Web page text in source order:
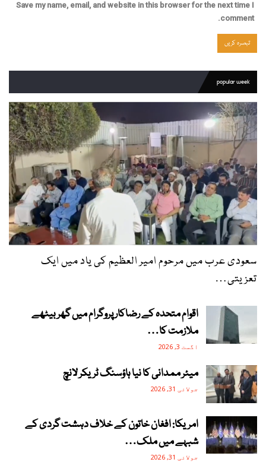
Save my name, email, and website in this browser for the next time I
comment.
popular week
سعودی عرب میں مرحوم امیر العظیم کی یاد میں ایک
تعزیتی…
اقوام متحدہ کے رضاکار پروگرام میں گھر بیٹھے
ملازمت کا…
اگست 3, 2026
میئر ممدانی کا نیا ہاؤسنگ ٹریکر لانچ
جولائی 31, 2026
امریکا: افغان خاتون کے خلاف دہشت گردی کے
شبہے میں ملک…
جولائی 31, 2026